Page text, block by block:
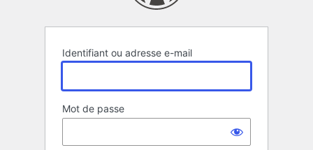
Identifiant ou adresse e-mail
Mot de passe